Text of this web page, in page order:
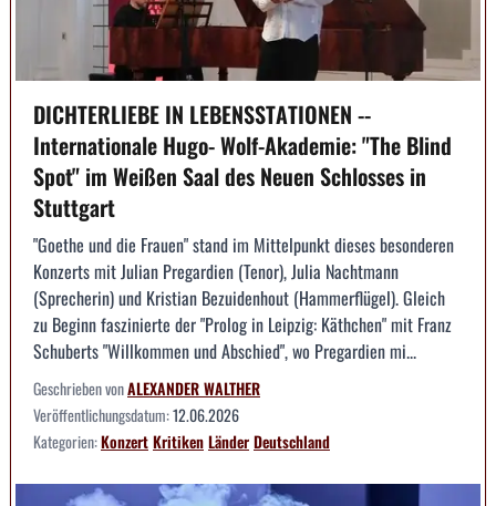
DICHTERLIEBE IN LEBENSSTATIONEN --
Internationale Hugo- Wolf-Akademie: "The Blind
Spot" im Weißen Saal des Neuen Schlosses in
Stuttgart
"Goethe und die Frauen" stand im Mittelpunkt dieses besonderen
Konzerts mit Julian Pregardien (Tenor), Julia Nachtmann
(Sprecherin) und Kristian Bezuidenhout (Hammerflügel). Gleich
zu Beginn faszinierte der "Prolog in Leipzig: Käthchen" mit Franz
Schuberts "Willkommen und Abschied", wo Pregardien mi...
Geschrieben vonALEXANDER WALTHER
Veröffentlichungsdatum:12.06.2026
Kategorien:KonzertKritikenLänderDeutschland